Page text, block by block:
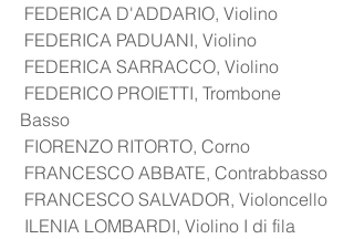
FEDERICA D'ADDARIO, Violino
FEDERICA PADUANI, Violino
FEDERICA SARRACCO, Violino
Basso
FIORENZO RITORTO, Corno
FRANCESCO ABBATE, Contrabbasso
FRANCESCO SALVADOR, Violoncello
ILENIA LOMBARDI, Violino I di fila